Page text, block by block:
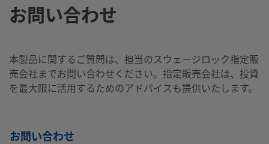
MS-
-
MS-
- - - - - 製品を見る
お問い合わせ
本製品に関するご質問は、担当のスウェージロック指定販
売会社までお問い合わせください。指定販売会社は、投資
を最大限に活用するためのアドバイスも提供いたします。
お問い合わせ